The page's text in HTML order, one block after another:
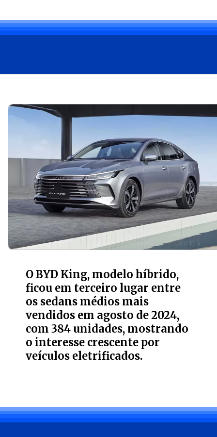
O BYD King, modelo híbrido,
ficou em terceiro lugar entre
os sedans médios mais
vendidos em agosto de 2024,
com 384 unidades, mostrando
o interesse crescente por
veículos eletrificados.